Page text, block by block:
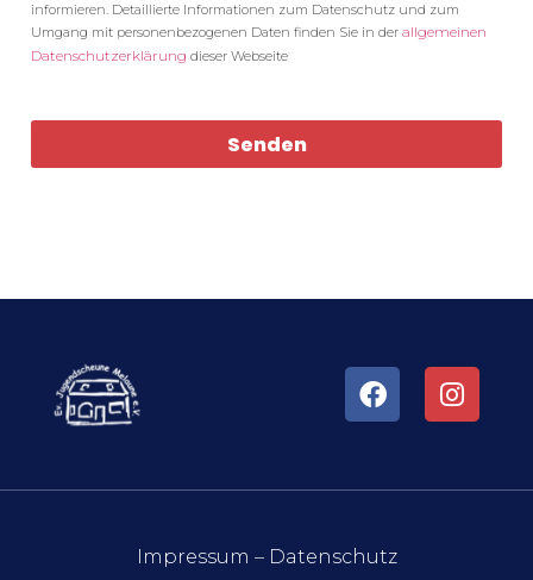
informieren. Detaillierte Informationen zum Datenschutz und zum
Umgang mit personenbezogenen Daten finden Sie in der allgemeinen
Datenschutzerklärung dieser Webseite
Senden
Impressum – Datenschutz